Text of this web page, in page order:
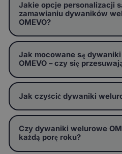
Jakie opcje personalizacji
zamawianiu dywaników
OMEVO?
Jak mocowane są
OMEVO – czy się
Jak czyścić dywaniki
Czy dywaniki welurowe
każdą porę roku?